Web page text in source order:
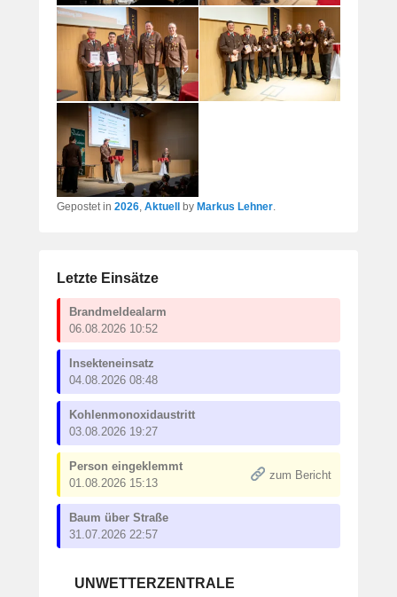
Gepostet in 2026, Aktuell by Markus Lehner.
Letzte Einsätze
Brandmeldealarm
06.08.2026 10:52
Insekteneinsatz
04.08.2026 08:48
Kohlenmonoxidaustritt
03.08.2026 19:27
Person eingeklemmt
01.08.2026 15:13
zum Bericht
Baum über Straße
31.07.2026 22:57
UNWETTERZENTRALE